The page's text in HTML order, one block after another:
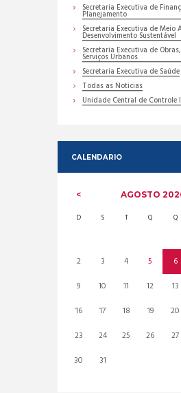
Secretaria Executiva de
Planejamento
Secretaria Executiva de Meio
Desenvolvimento Sustentável
Secretaria Executiva de
Serviços Urbanos
Secretaria Executiva de Saúde
Todas as Noticias
Unidade Central de Controle
CALENDARIO
AGOSTO
D S T Q Q
2
3 4 5 6
9
10 11 12 13
16
17 18 19 20
23
24 25 26 27
30
31